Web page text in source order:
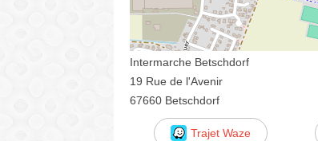
Intermarche Betschdorf
19 Rue de l'Avenir
67660 Betschdorf
Trajet Waze